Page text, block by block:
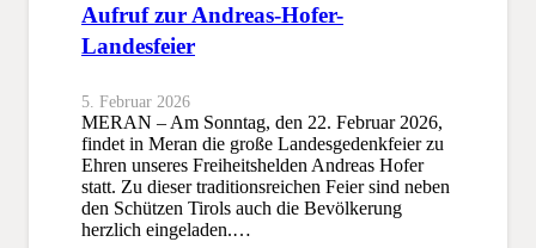
Aufruf zur Andreas-Hofer-
Landesfeier
5. Februar 2026
MERAN – Am Sonntag, den 22. Februar 2026,
findet in Meran die große Landesgedenkfeier zu
Ehren unseres Freiheitshelden Andreas Hofer
statt. Zu dieser traditionsreichen Feier sind neben
den Schützen Tirols auch die Bevölkerung
herzlich eingeladen.…